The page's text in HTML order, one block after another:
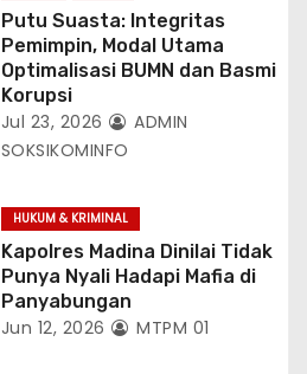
Putu Suasta: Integritas
Pemimpin, Modal Utama
Optimalisasi BUMN dan Basmi
Korupsi
Jul 23, 2026
ADMIN
SOKSIKOMINFO
HUKUM & KRIMINAL
Kapolres Madina Dinilai Tidak
Punya Nyali Hadapi Mafia di
Panyabungan
Jun 12, 2026 MTPM 01